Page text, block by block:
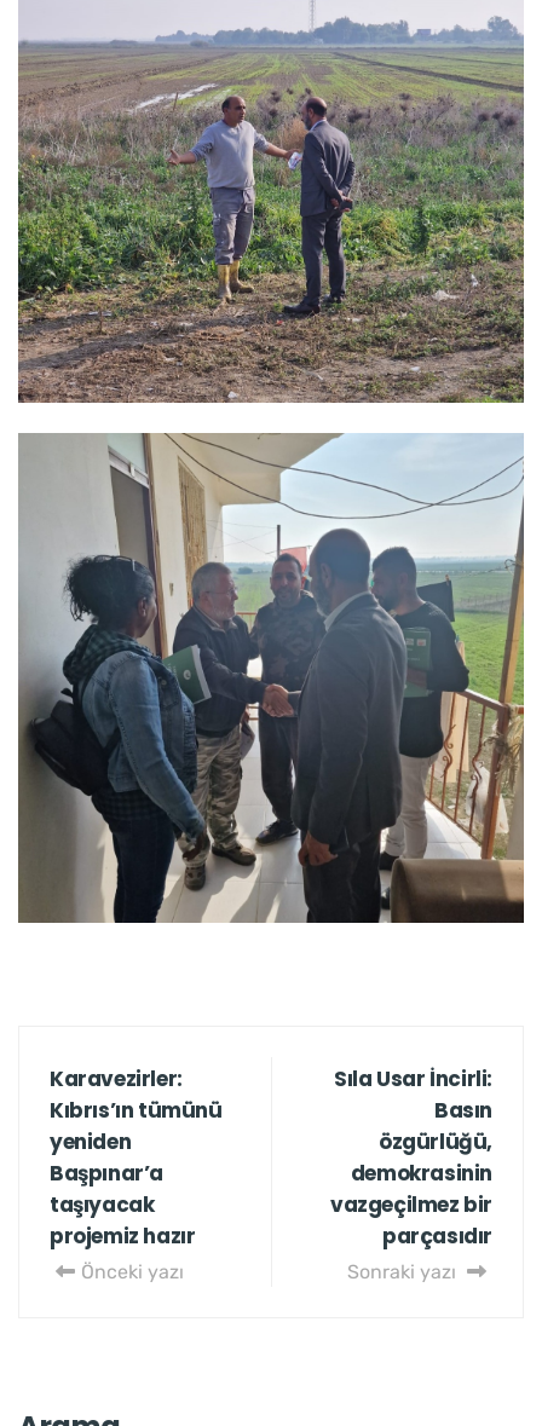
Karavezirler:
Kıbrıs’ın tümünü
yeniden
Başpınar’a
taşıyacak
projemiz hazır
Önceki yazı
Sıla Usar İncirli:
Basın
özgürlüğü,
demokrasinin
vazgeçilmez bir
parçasıdır
Sonraki yazı